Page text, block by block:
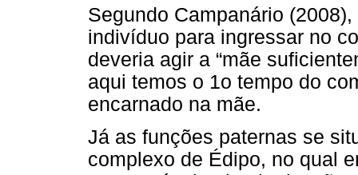
Segundo Campanário
indivíduo para ingressar no
deveria agir a “mãe
aqui temos o 1o tempo do
encarnado na mãe.
Já as funções paternas se
complexo de Édipo, no qual